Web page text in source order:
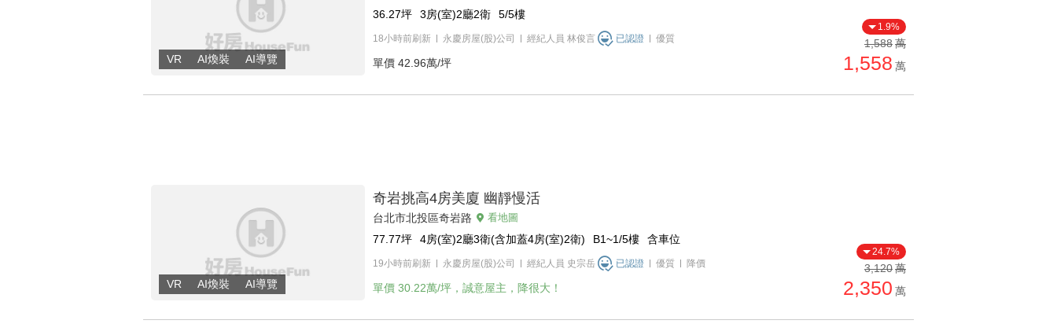
36.27坪 3房(室)2廳2衛 5/5樓
18小時前刷新 永慶房屋(股)公司 經紀人員 林俊言 已認證 優質
單價 42.96萬/坪
1.9%
1,588萬
1,558 萬
奇岩挑高4房美廈 幽靜慢活
台北市北投區奇岩路 看地圖
77.77坪 4房(室)2廳3衛(含加蓋4房(室)2衛) B1~1/5樓 含車位
19小時前刷新 永慶房屋(股)公司 經紀人員 史宗岳 已認證 優質 降價
單價 30.22萬/坪，誠意屋主，降很大！
24.7%
3,120萬
2,350 萬